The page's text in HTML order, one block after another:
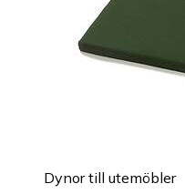
Dynor till utemöbler